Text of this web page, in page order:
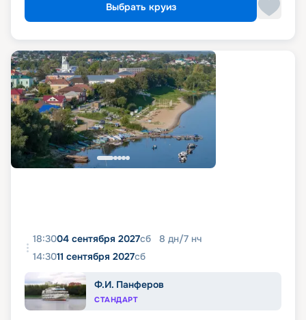
Выбрать круиз
18:3004 сентября 2027сб 8 дн/7 нч
14:3011 сентября 2027сб
Ф.И. Панферов
СТАНДАРТ